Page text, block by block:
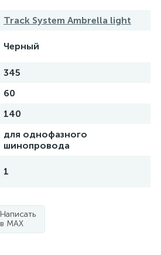
Track System Ambrella light
Черный
345
60
140
для однофазного
шинопровода
1
Написать
в MAX